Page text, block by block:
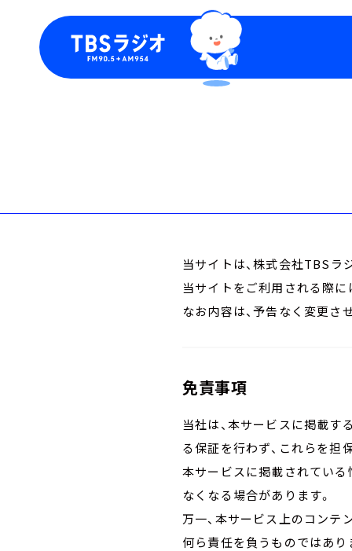
当サイトは、株式会社TBSラ
当サイトをご利用される際に
なお内容は、予告なく変更さ
免責事項
当社は、本サービスに掲載す
る保証を行わず、これらを担
本サービスに掲載されている
なくなる場合があります。
万一、本サービス上のコンテ
何ら責任を負うものではあり